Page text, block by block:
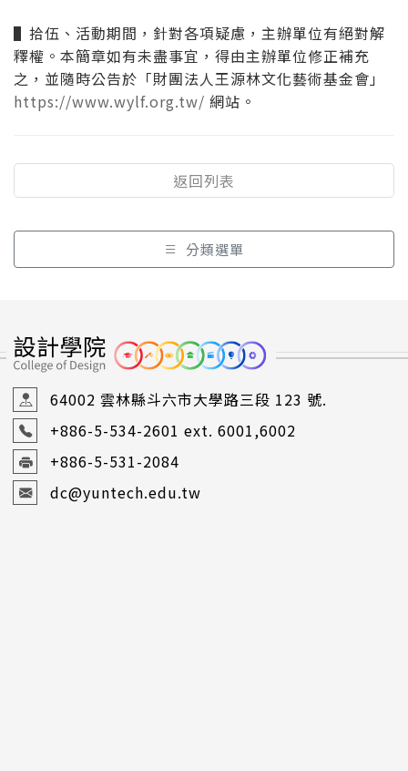
分類選單
▌ 拾伍、活動期間，針對各項疑慮，主辦單位有絕對解
釋權。本簡章如有未盡事宜，得由主辦單位修正補充
之，並隨時公告於「財團法人王源林文化藝術基金會」
https://www.wylf.org.tw/ 網站。
返回列表
64002 雲林縣斗六市大學路三段 123 號.
+886-5-534-2601 ext. 6001,6002
+886-5-531-2084
dc@yuntech.edu.tw